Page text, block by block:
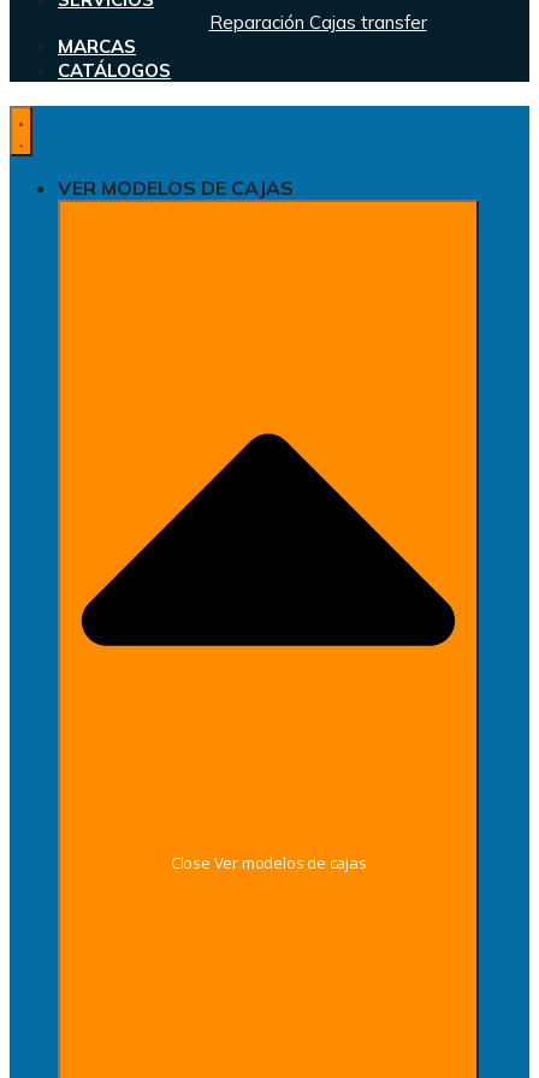
Reparación Cajas transfer
MARCAS
CATÁLOGOS
VER MODELOS DE CAJAS
Close Ver modelos de cajas